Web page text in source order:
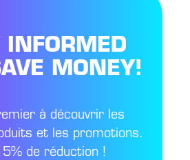
INFORMED
MONEY!
à découvrir les
et les promotions.
de réduction !